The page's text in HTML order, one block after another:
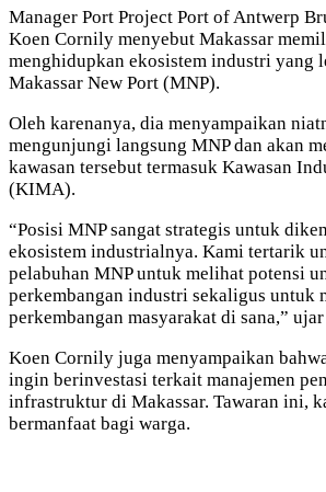
Manager Port Project Port of Antwerp
Koen Cornily menyebut Makassar
menghidupkan ekosistem industri yang
Makassar New Port (MNP).
Oleh karenanya, dia menyampaikan
mengunjungi langsung MNP dan akan
kawasan tersebut termasuk Kawasan
(KIMA).
“Posisi MNP sangat strategis untuk
ekosistem industrialnya. Kami tertarik
pelabuhan MNP untuk melihat potensi
perkembangan industri sekaligus untuk
perkembangan masyarakat di sana,”
Koen Cornily juga menyampaikan
ingin berinvestasi terkait manajemen
infrastruktur di Makassar. Tawaran ini,
bermanfaat bagi warga.